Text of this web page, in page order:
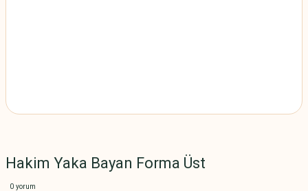
Hakim Yaka Bayan Forma Üst
0 yorum